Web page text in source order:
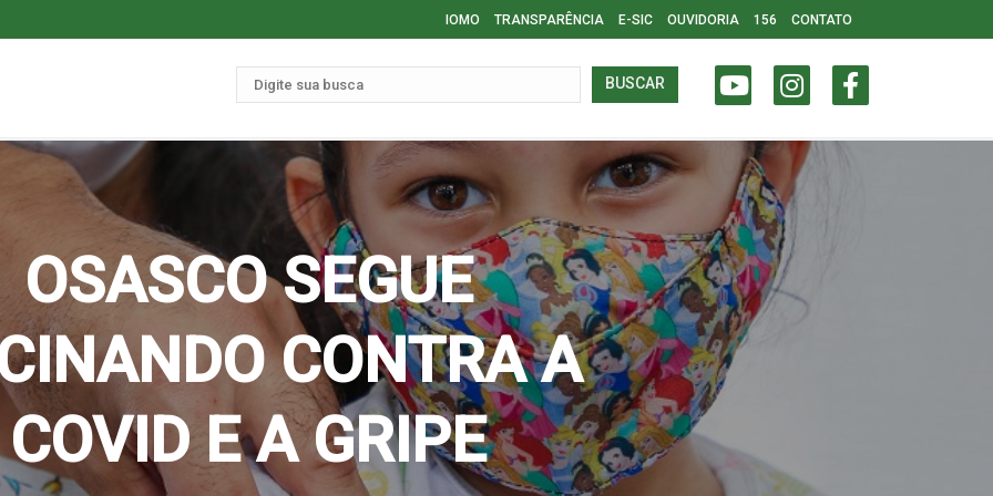
IOMO TRANSPARÊNCIA E-SIC OUVIDORIA 156 CONTATO
BUSCAR
OSASCO SEGUE
CONTRA A
COVID E A GRIPE